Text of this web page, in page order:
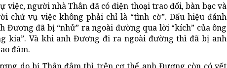
việc, người nhà Thân đã có điện thoại trao đổi, bàn bạc và
chứ vụ việc không phải chỉ là “tình cờ”. Dấu hiệu đánh
Đương đã bị “nhử” ra ngoài đường qua lời “kích” của ông
kia”. Và khi anh Đương đi ra ngoài đường thì đã bị anh
đâm.